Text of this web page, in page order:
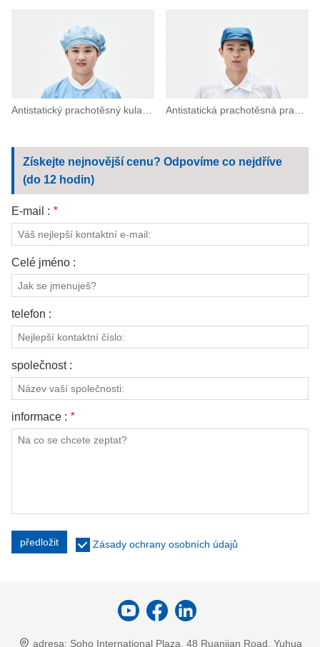
Získejte nejnovější cenu? Odpovíme co nejdříve
(do 12 hodin)
E-mail : *
Celé jméno :
telefon :
společnost :
informace : *
předložit Zásady ochrany osobních údajů
adresa: Soho International Plaza, 48 Ruanjian Road, Yuhua